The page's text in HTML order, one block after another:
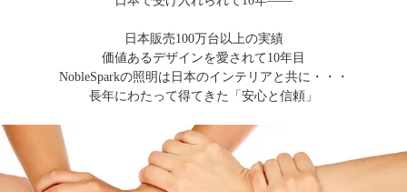
日本販売100万台以上の実績
価値あるデザインを愛されて10年目
NobleSparkの照明は日本のインテリアと共に・・・
長年にわたって得てきた「安心と信頼」